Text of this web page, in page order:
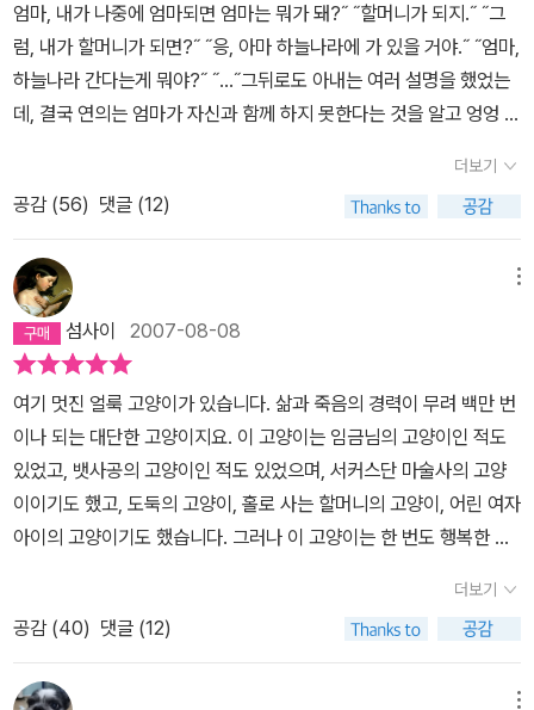
엄마, 내가 나중에 엄마되면 엄마는 뭐가 돼?˝ ˝할머니가 되지.˝ ˝그
럼, 내가 할머니가 되면?˝ ˝응, 아마 하늘나라에 가 있을 거야.˝ ˝엄마,
하늘나라 간다는게 뭐야?˝ ˝...˝그뒤로도 아내는 여러 설명을 했었는
데, 결국 연의는 엄마가 자신과 함께 하지 못한다는 것을 알고 엉엉 울
겠다고 생각하고 고른 책이 「100만 번 산 고양이」입니다. 그런데, 이
책을 읽은 사람은 저와 아내가 되버렸네요. 아직 연의에게는 어려울
듯하여 일단은 보류하고 있지만, 이 책은 삶과 죽음에 대해 많은 것을
생각하게 합니다... 제목 그대로 어느 고양이가 끊임없이 죽지 않고 계
속 부활하여 삶을 이어가는 내용입니다. 무려 100만번의 환생을 경
험한 고양이에게 어떤 일이 펼쳐지는지는 스포일러가 되기에 내용은
이만 줄이겠습니다. 저는 끊임없이 계속 살아야만 했던, 죽고 싶어도
죽지 못한 고양이의 삶속에서 우리 삶을 돌아보게 되었습니다. 자신
의 삶을 마치기 위해서 ‘삶의 과제‘를 해결해야하는 것은 우리 모두에
게 해당된다는 생각도 해봅니다.삶의 과제 해결이 죽음과 연결되는
모습 속에서 ‘하루하루 살아가는 것이 하루하루 죽어가는 것‘임을 느
끼게도 됩니다. 삶과 죽음이 생명의 다른 양면임을 깨닫게 된다면, 죽
음에 직면했을 때 그렇게 두려워하지 않아도 되겠지요^^: 이래저래
많은 생각을 하게 됩니다. 결론적으로 저는 「100만번을 산 고양이」는
게 삶의 의미를 돌이켜주게하는 좋은 책이라 생각됩니다.ps. 혹시나
더보기
공감 (56) 댓글 (12)
섬사이 2007-08-08
여기 멋진 얼룩 고양이가 있습니다. 삶과 죽음의 경력이 무려 백만 번
이나 되는 대단한 고양이지요. 이 고양이는 임금님의 고양이인 적도
있었고, 뱃사공의 고양이인 적도 있었으며, 서커스단 마술사의 고양
이이기도 했고, 도둑의 고양이, 홀로 사는 할머니의 고양이, 어린 여자
아이의 고양이기도 했습니다. 그러나 이 고양이는 한 번도 행복한 적
엉엉 울었지만, 이 고양이는 행복하지 않았습니다. 아마도 이 얼룩 고
양이의 주인들이 하나같이 고양이를 배려하지 않았기 때문인 것 같습
니다. 임금님은 전쟁터를 싫어하는 고양이를 바구니에 담아 전쟁터로
나갔고, 뱃사공은 바다를 싫어하는 고양이를 데리고 온 세계의 바다
더보기
공감 (40) 댓글 (12)